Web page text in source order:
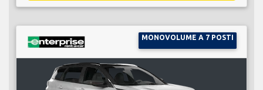
MONOVOLUME A 7 POSTI